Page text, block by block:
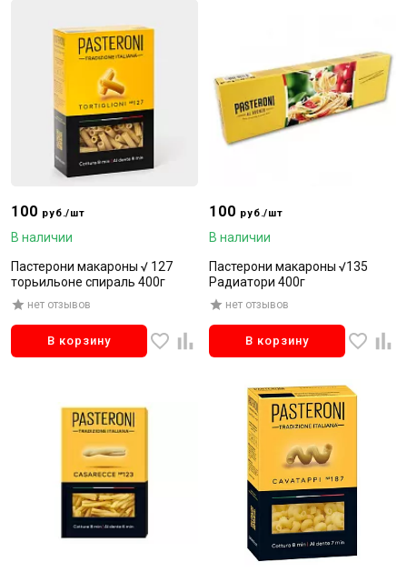
100 руб./шт
В наличии
Пастерони макароны √ 127
торьильоне спираль 400г
нет отзывов
В корзину
100 руб./шт
В наличии
Пастерони макароны √135
Радиатори 400г
нет отзывов
В корзину